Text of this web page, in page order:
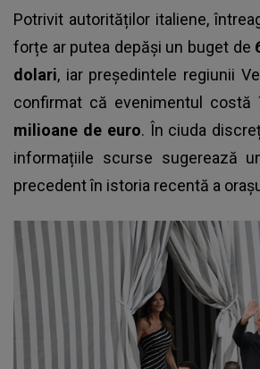
Potrivit autorităților italiene,
forțe ar putea depăși un buget de
dolari, iar președintele regiunii
confirmat că evenimentul costă
milioane de euro. În ciuda
informațiile scurse sugerează
precedent în istoria recentă a